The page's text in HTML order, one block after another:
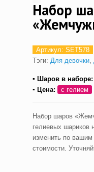
Набор
Артикул: SET578
Тэги: Для девочки,
▪ Шаров в наборе:
▪ Цена:
с гелием
Набор шаров
гелиевых шариков
изменить по
стоимости.